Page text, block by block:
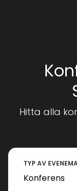
Hitta alla
TYP AV